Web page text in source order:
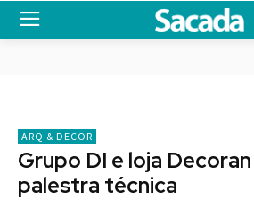
ARQ & DECOR
Grupo DI e loja
palestra técnica